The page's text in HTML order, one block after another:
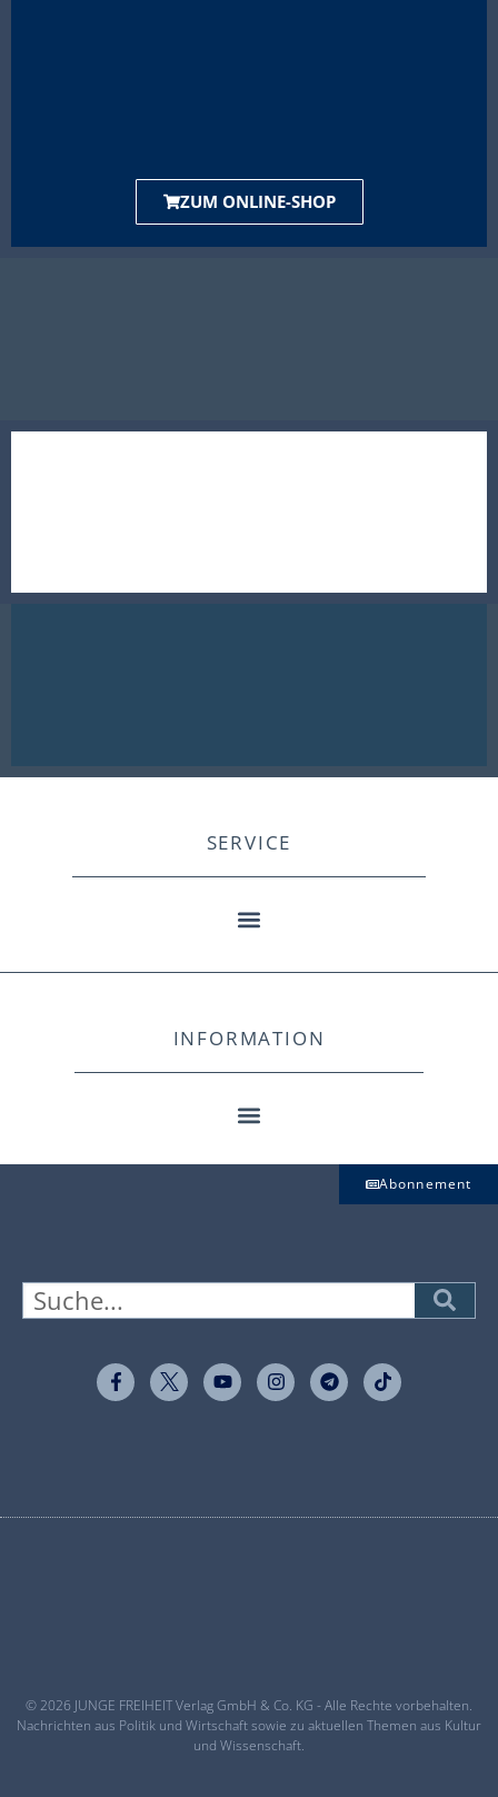
ZUM ONLINE-SHOP
SERVICE
INFORMATION
Abonnement
© 2026 JUNGE FREIHEIT Verlag GmbH & Co. KG - Alle Rechte vorbehalten.
Nachrichten aus Politik und Wirtschaft sowie zu aktuellen Themen aus Kultur
und Wissenschaft.